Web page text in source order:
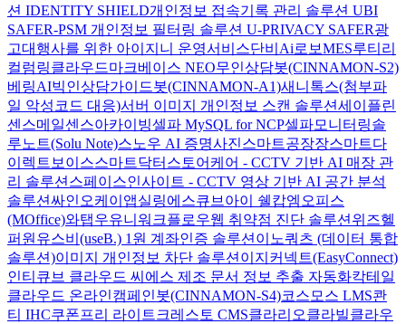
션 IDENTITY SHIELD개인정보 접속기록 관리 솔루션 UBI
SAFER-PSM 개인정보 필터링 솔루션 U-PRIVACY SAFER광
고대행사를 위한 아이지니 운영서비스단비Ai로보MES루티 리
컬럼링클라우드마크베이스 NEO무인상담봇(CINNAMON-S2)
베링AI빅인상담가이드봇(CINNAMON-A1)새니톡스(첨부파
일 악성코드 대응)서버 이미지 개인정보 스캔 솔루션세이플린
센스메일센스아카이빙셀파 MySQL for NCP셀파모니터링솔
루노트(Solu Note)스노우 AI 증명사진스마트공장장스마트다
이렉트보이스스마트닥터 스토어케어 - CCTV 기반 AI 매장 관
리 솔루션 스페이스인사이트 - CCTV 영상 기반 AI 공간 분석
솔루션싸인오케이 앱실링에스큐브아이 쉘캅엠오피스
(MOffice)와탭우유니 워크플로우웹 취약점 진단 솔루션 위즈헬
퍼원 유스비(useB.) 1원 계좌인증 솔루션 이노쿼츠 (데이터 통합
솔루션)이미지 개인정보 차단 솔루션 이지커넥트(EasyConnect)
인티큐브 클라우드 씨에스 제조 문서 정보 추출 자동화칵테일
클라우드 온라인캠페인봇(CINNAMON-S4)코스모스 LMS콴
티 IHC쿠폰프리 라이트 크레스토 CMS클라리오클라빌클라우